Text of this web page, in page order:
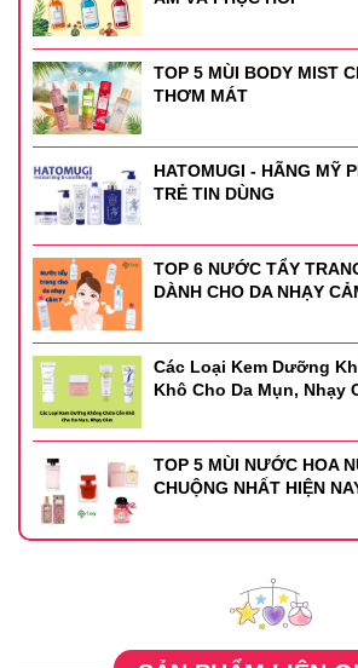
TOP 5 MÙI BODY MIST
THƠM MÁT
HATOMUGI - HÃNG MỸ
TRẺ TIN DÙNG
TOP 6 NƯỚC TẨY
DÀNH CHO DA NHẠY
Các Loại Kem Dưỡng
Khô Cho Da Mụn, Nhạy
TOP 5 MÙI NƯỚC HOA
CHUỘNG NHẤT HIỆN